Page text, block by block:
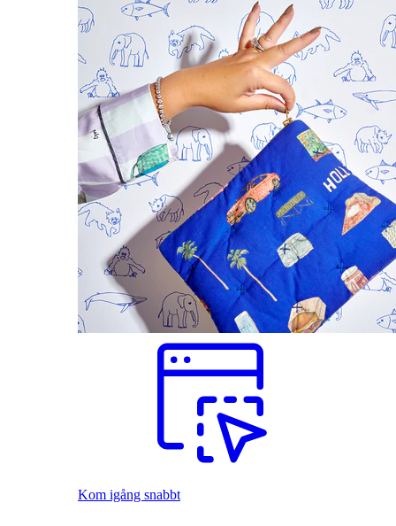
Kom igång snabbt